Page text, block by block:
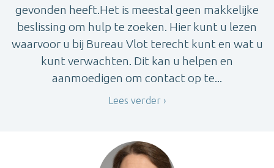
gevonden heeft.Het is meestal geen makkelijke
beslissing om hulp te zoeken. Hier kunt u lezen
waarvoor u bij Bureau Vlot terecht kunt en wat u
kunt verwachten. Dit kan u helpen en
aanmoedigen om contact op te...
Lees verder